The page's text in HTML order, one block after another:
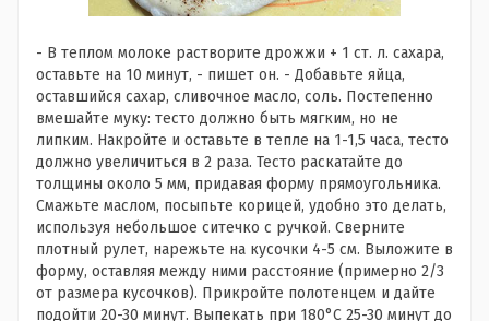
- В теплом молоке растворите дрожжи + 1 ст. л. сахара,
оставьте на 10 минут, - пишет он. - Добавьте яйца,
оставшийся сахар, сливочное масло, соль. Постепенно
вмешайте муку: тесто должно быть мягким, но не
липким. Накройте и оставьте в тепле на 1-1,5 часа, тесто
должно увеличиться в 2 раза. Тесто раскатайте до
толщины около 5 мм, придавая форму прямоугольника.
Смажьте маслом, посыпьте корицей, удобно это делать,
используя небольшое ситечко с ручкой. Сверните
плотный рулет, нарежьте на кусочки 4-5 см. Выложите в
форму, оставляя между ними расстояние (примерно 2/3
от размера кусочков). Прикройте полотенцем и дайте
подойти 20-30 минут. Выпекать при 180°C 25-30 минут до